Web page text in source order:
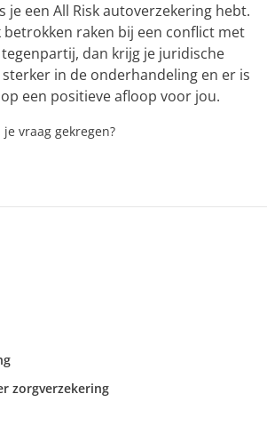
je een All Risk autoverzekering hebt.
betrokken raken bij een conflict met
dan krijg je juridische
sterker in de onderhandeling en er is
een positieve afloop voor jou.
vraag gekregen?
zorgverzekering